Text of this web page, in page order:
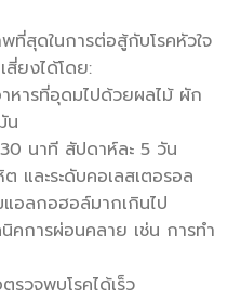
ที่สุดในการต่อสู้กับโรคหัวใจ
ยงได้โดย:
หารที่อุดมไปด้วยผลไม้ ผัก
น
นาที สัปดาห์ละ 5 วัน
และระดับคอเลสเตอรอล
อลกอฮอล์มากเกินไป
คการผ่อนคลาย เช่น การทำ
รวจพบโรคได้เร็ว